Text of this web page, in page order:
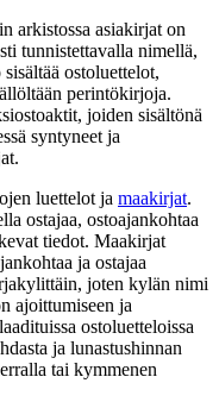
arkistossa asiakirjat on
tunnistettavalla nimellä,
ostoluettelot,
perintökirjoja.
joiden sisältönä
syntyneet ja
luettelot ja maakirjat.
ostajaa, ostoajankohtaa
tiedot. Maakirjat
ja ostajaa
joten kylän nimi
ajoittumiseen ja
ostoluetteloissa
ja lunastushinnan
tai kymmenen